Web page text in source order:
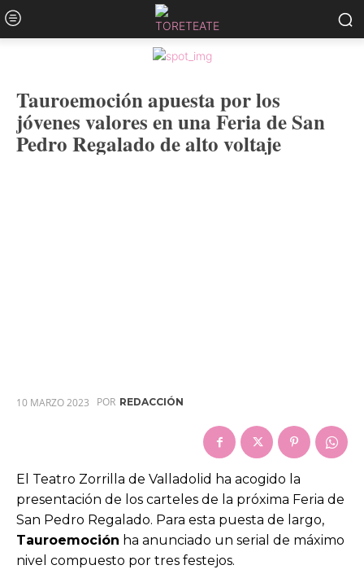
Tauroemoción apuesta por los
jóvenes valores en una Feria de San
Pedro Regalado de alto voltaje
10 MARZO 2023 POR REDACCIÓN
El Teatro Zorrilla de Valladolid ha acogido la
presentación de los carteles de la próxima Feria de
San Pedro Regalado. Para esta puesta de largo,
Tauroemoción ha anunciado un serial de máximo
nivel compuesto por tres festejos.